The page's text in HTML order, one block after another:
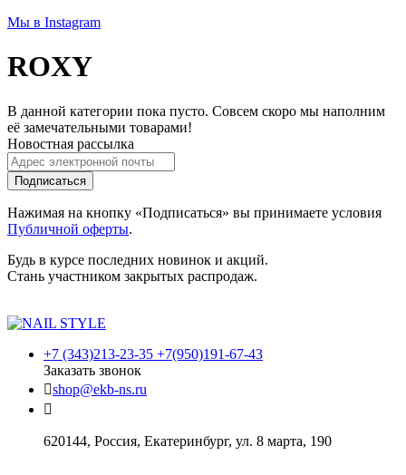
Мы в Instagram
ROXY
В данной категории пока пусто. Совсем скоро мы наполним
её замечательными товарами!
Новостная рассылка
Подписаться
Нажимая на кнопку «Подписаться» вы принимаете условия
Публичной оферты.
Будь в курсе последних новинок и акций.
Стань участником закрытых распродаж.
+7 (343)213-23-35 +7(950)191-67-43
Заказать звонок
shop@ekb-ns.ru
620144, Россия, Екатеринбург, ул. 8 марта, 190